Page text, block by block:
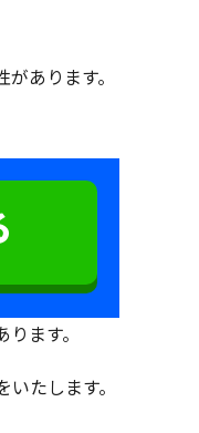
があります。
ます。
たします。